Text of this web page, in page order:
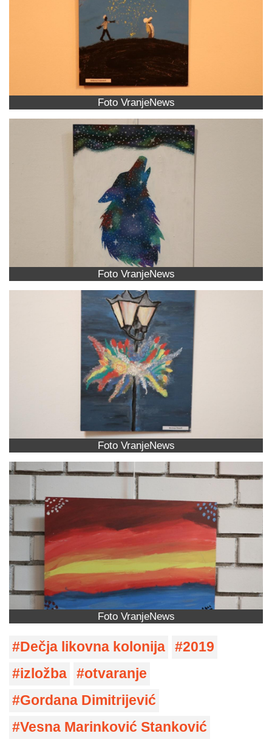
Foto VranjeNews
Foto VranjeNews
Foto VranjeNews
Foto VranjeNews
Dečja likovna kolonija
2019
izložba
otvaranje
Gordana Dimitrijević
Vesna Marinković Stanković